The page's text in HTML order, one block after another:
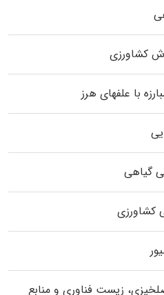
کشاورزی
با علفهای هرز
گیاهی
کشاورزی
زیست فناوری و منابع